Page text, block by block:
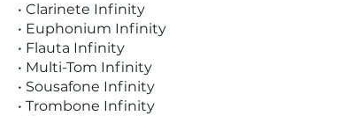
• Clarinete Infinity
• Euphonium Infinity
• Flauta Infinity
• Multi-Tom Infinity
• Sousafone Infinity
• Trombone Infinity